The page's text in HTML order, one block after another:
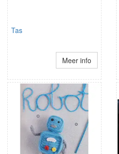
Tas
Meer info